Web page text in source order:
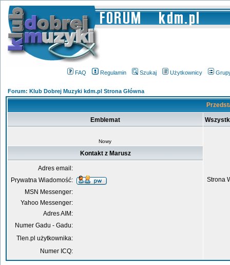
FAQ Regulamin Szukaj Użytkownicy
Forum: Klub Dobrej Muzyki kdm.pl Strona Główna
Emblemat
Nowy
Strona
Kontakt z Marusz
Adres email:
Prywatna Wiadomość:
MSN Messenger:
Yahoo Messenger:
Adres AIM:
Numer Gadu - Gadu:
Tlen.pl użytkownika:
Numer ICQ: